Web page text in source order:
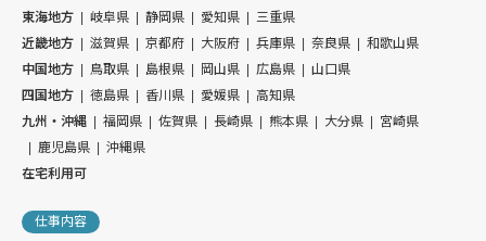
東海地方
岐阜県 静岡県 愛知県
三重県
近畿地方
滋賀県 京都府 大阪府 兵庫県 奈良県
和歌山県
中国地方
鳥取県 島根県 岡山県 広島県
山口県
四国地方
徳島県 香川県 愛媛県
高知県
九州・沖縄
福岡県 佐賀県 長崎県 熊本県 大分県
宮崎県
鹿児島県
沖縄県
在宅利用可
仕事内容